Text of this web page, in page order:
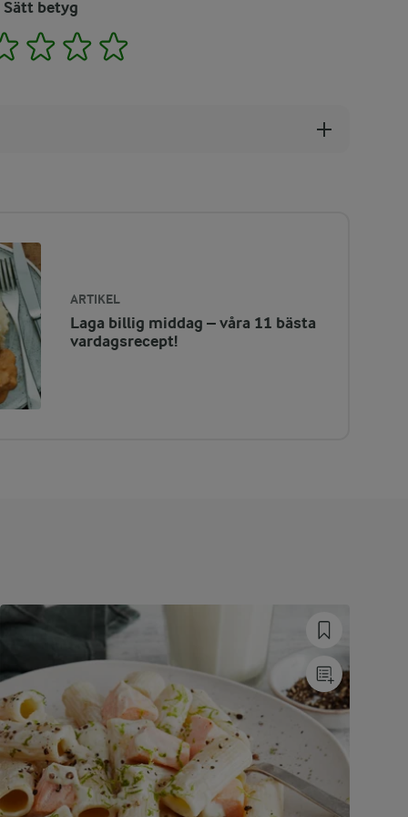
Sätt betyg
2 3 4
ARTIKEL
Laga billig middag – våra 11 bästa
vardagsrecept!